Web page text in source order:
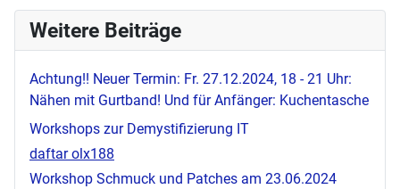
Weitere Beiträge
Achtung!! Neuer Termin: Fr. 27.12.2024, 18 - 21 Uhr:
Nähen mit Gurtband! Und für Anfänger: Kuchentasche
Workshops zur Demystifizierung IT
daftar olx188
Workshop Schmuck und Patches am 23.06.2024